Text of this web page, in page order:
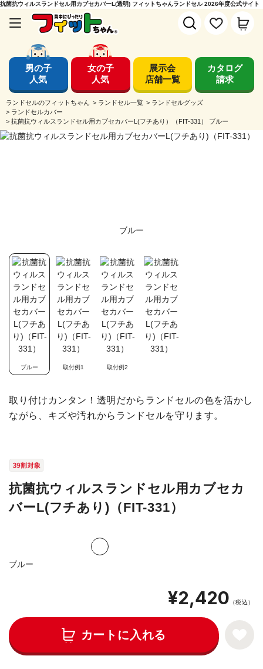
抗菌抗ウィルスランドセル用カブセカバーL(透明) フィットちゃんランドセル 2026年度公式サイト
男の子
人気
女の子
人気
展示会
店舗一覧
カタログ
請求
ランドセルのフィットちゃん > ランドセル一覧 > ランドセルグッズ
> ランドセルカバー
> 抗菌抗ウィルスランドセル用カブセカバーL(フチあり）（FIT-331） ブルー
ブルー
ブルー 取付例1 取付例2
取り付けカンタン！透明だからランドセルの色を活かし
ながら、キズや汚れからランドセルを守ります。
抗菌抗ウィルスランドセル用カブセカ
バーL(フチあり)（FIT-331）
ブルー
¥2,420 （税込）
カートに入れる